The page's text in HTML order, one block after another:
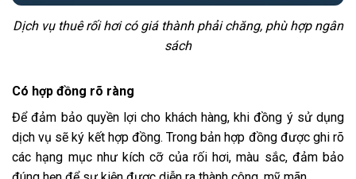
Dịch vụ thuê rối hơi có giá thành phải chăng, phù hợp ngân
sách
Có hợp đồng rõ ràng
Để đảm bảo quyền lợi cho khách hàng, khi đồng ý sử dụng
dịch vụ sẽ ký kết hợp đồng. Trong bản hợp đồng được ghi rõ
các hạng mục như kích cỡ của rối hơi, màu sắc, đảm bảo